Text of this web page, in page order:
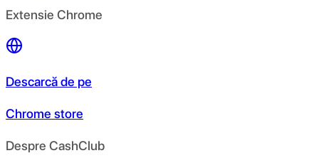
Extensie Chrome
Descarcă de pe
Chrome store
Despre CashClub